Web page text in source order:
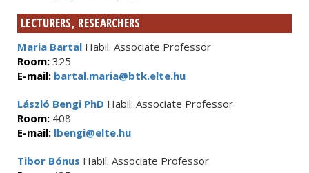
LECTURERS, RESEARCHERS
Maria Bartal Habil. Associate Professor
Room: 325
E-mail: bartal.maria@btk.elte.hu
László Bengi PhD Habil. Associate Professor
Room: 408
E-mail: lbengi@elte.hu
Tibor Bónus Habil. Associate Professor